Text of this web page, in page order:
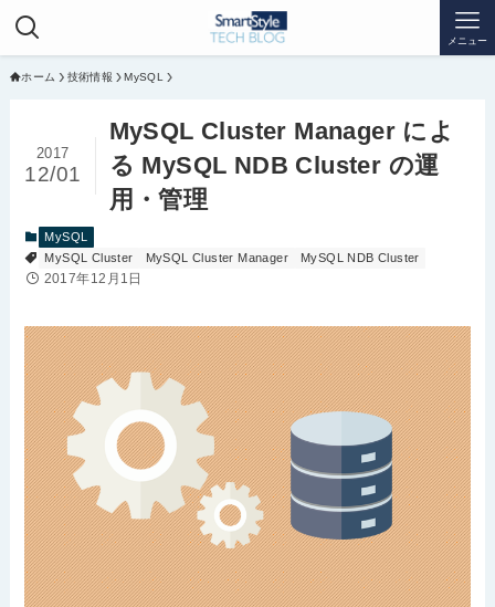
メニュー
ホーム 技術情報 MySQL
MySQL Cluster Manager によ
る MySQL NDB Cluster の運
用・管理
2017
12/01
MySQL
MySQL Cluster
MySQL Cluster Manager MySQL NDB Cluster
2017年12月1日